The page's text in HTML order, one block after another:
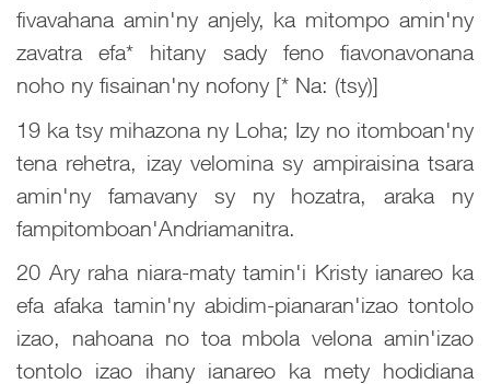
fivavahana amin'ny anjely, ka mitompo amin'ny
zavatra efa* hitany sady feno fiavonavonana
noho ny fisainan'ny nofony [* Na: (tsy)]
19 ka tsy mihazona ny Loha; Izy no itomboan'ny
tena rehetra, izay velomina sy ampiraisina tsara
amin'ny famavany sy ny hozatra, araka ny
fampitomboan'Andriamanitra.
20 Ary raha niara-maty tamin'i Kristy ianareo ka
efa afaka tamin'ny abidim-pianaran'izao tontolo
izao, nahoana no toa mbola velona amin'izao
tontolo izao ihany ianareo ka mety hodidiana